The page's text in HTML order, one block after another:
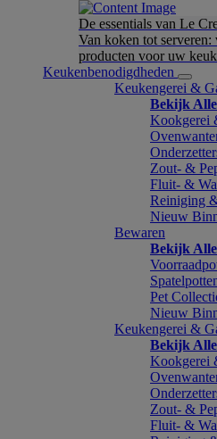
De essentials van Le
Van koken tot
producten voor uw
Keukenbenodigdheden
Keukengerei &
Bekijk Alle
Kookgerei
Zout- &
Fluit- &
Reiniging
Nieuw
Bewaren
Bekijk
Pet
Nieuw
Keukengerei &
Bekijk Alle
Kookgerei
Zout- &
Fluit- &